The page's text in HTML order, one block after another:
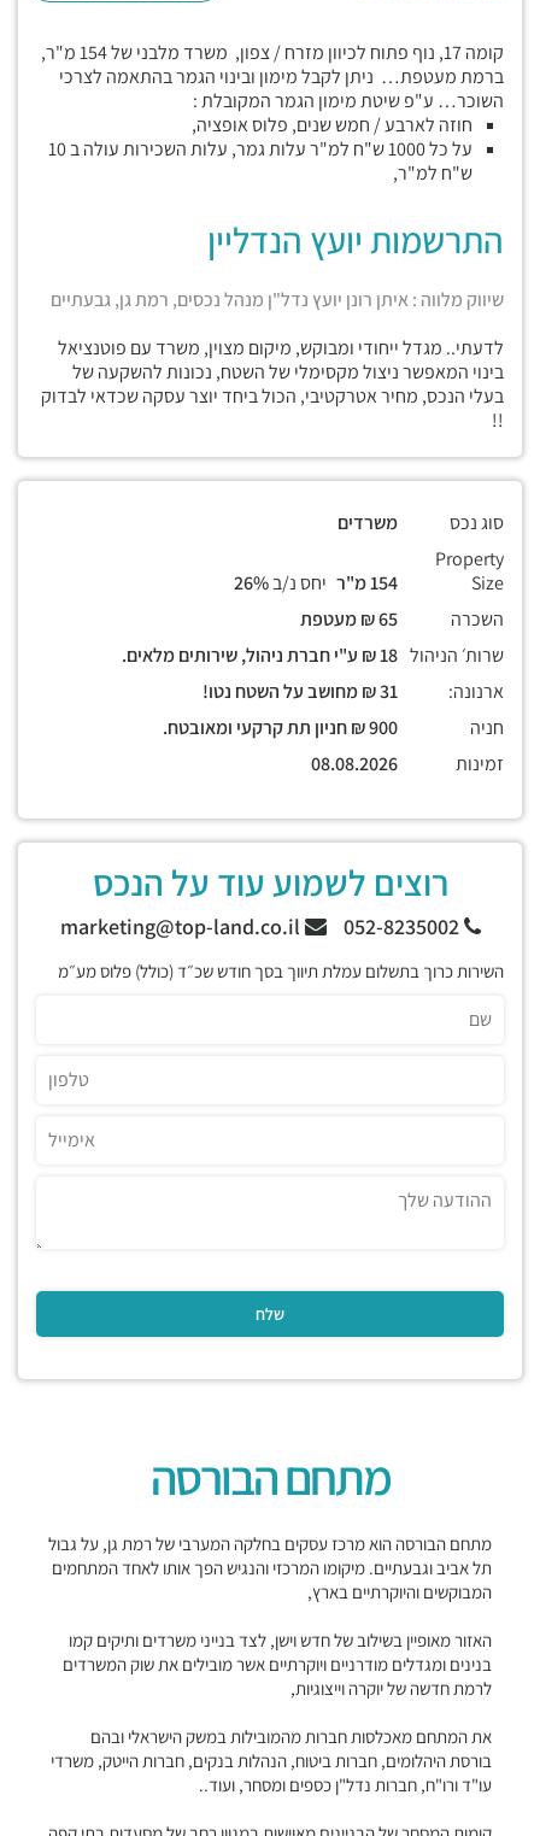
קומה 17, נוף פתוח לכיוון מזרח / צפון, משרד מלבני של 154 מ"ר,
ברמת מעטפת… ניתן לקבל מימון ובינוי הגמר בהתאמה לצרכי
השוכר… ע"פ שיטת מימון הגמר המקובלת :
חוזה לארבע / חמש שנים, פלוס אופציה,
על כל 1000 ש"ח למ"ר עלות גמר, עלות השכירות עולה ב 10
ש"ח למ"ר,
התרשמות יועץ הנדליין
שיווק מלווה : איתן רונן יועץ נדל"ן מנהל נכסים, רמת גן, גבעתיים
לדעתי.. מגדל ייחודי ומבוקש, מיקום מצוין, משרד עם פוטנציאל
בינוי המאפשר ניצול מקסימלי של השטח, נכונות להשקעה של
בעלי הנכס, מחיר אטרקטיבי, הכול ביחד יוצר עסקה שכדאי לבדוק
!!
סוג נכס
משרדים
Property
Size
יחס נ/ב
השכרה
שרות׳ הניהול
ארנונה:
חניה
זמינות
רוצים לשמוע עוד על הנכס
052-8235002
השירות כרוך בתשלום עמלת תיווך בסך חודש שכ״ד (כולל) פלוס מע״מ
מתחם הבורסה
מתחם הבורסה הוא מרכז עסקים בחלקה המערבי של רמת גן, על גבול
תל אביב וגבעתיים. מיקומו המרכזי והנגיש הפך אותו לאחד המתחמים
המבוקשים והיוקרתיים בארץ,
האזור מאופיין בשילוב של חדש וישן, לצד בנייני משרדים ותיקים קמו
בנינים ומגדלים מודרניים ויוקרתיים אשר מובילים את שוק המשרדים
לרמת חדשה של יוקרה וייצוגיות,
את המתחם מאכלסות חברות מהמובילות במשק הישראלי ובהם
בורסת היהלומים, חברות ביטוח, הנהלות בנקים, חברות הייטק, משרדי
עו"ד ורו"ח, חברות נדל"ן כספים ומסחר, ועוד..